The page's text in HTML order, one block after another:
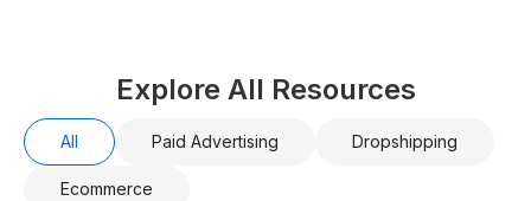
Explore All Resources
All Paid Advertising Dropshipping
Ecommerce